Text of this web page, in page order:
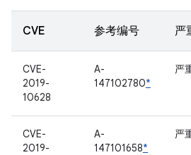
CVE 参考编号 严
CVE-
2019-
10628
A-
147102780*
严
CVE-
2019-
A-
147101658*
严